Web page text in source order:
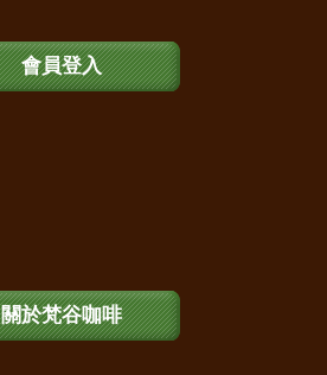
會員登入
關於梵谷咖啡